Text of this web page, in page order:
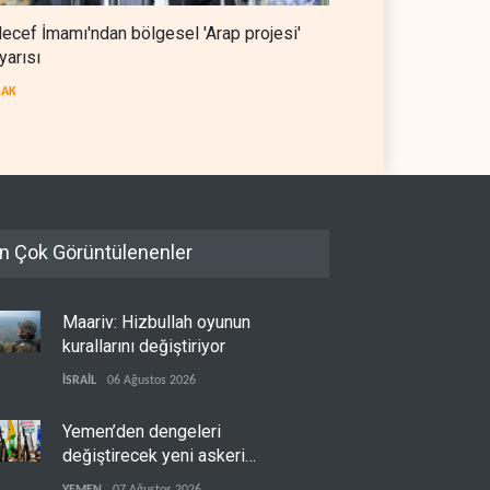
İmamı'ndan bölgesel 'Arap projesi'
Çok Görüntülenenler
Maariv: Hizbullah oyunun
kurallarını değiştiriyor
İSRAİL 06 Ağustos 2026
Yemen’den dengeleri
değiştirecek yeni askeri